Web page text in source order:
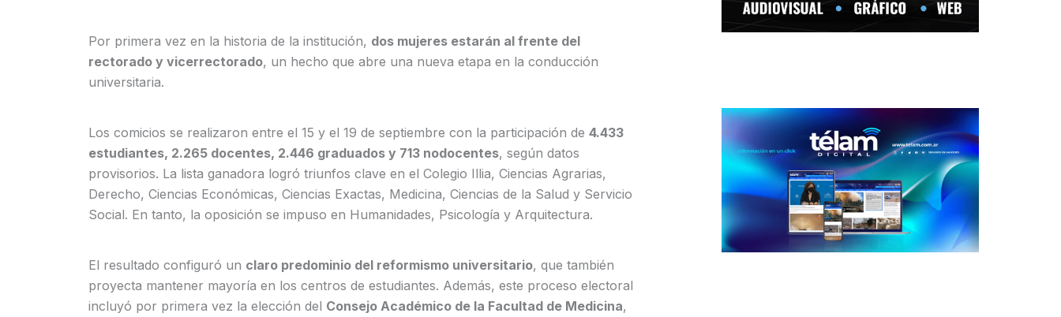
Por primera vez en la historia de la institución, dos mujeres estarán al frente del
rectorado y vicerrectorado, un hecho que abre una nueva etapa en la conducción
universitaria.
Los comicios se realizaron entre el 15 y el 19 de septiembre con la participación de 4.433
estudiantes, 2.265 docentes, 2.446 graduados y 713 nodocentes, según datos
provisorios. La lista ganadora logró triunfos clave en el Colegio Illia, Ciencias Agrarias,
Derecho, Ciencias Económicas, Ciencias Exactas, Medicina, Ciencias de la Salud y Servicio
Social. En tanto, la oposición se impuso en Humanidades, Psicología y Arquitectura.
El resultado configuró un claro predominio del reformismo universitario, que también
proyecta mantener mayoría en los centros de estudiantes. Además, este proceso electoral
incluyó por primera vez la elección del Consejo Académico de la Facultad de Medicina,